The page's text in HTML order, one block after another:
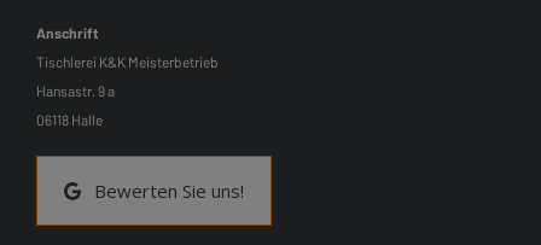
Anschrift
Tischlerei K&K Meisterbetrieb
Hansastr. 9 a
06118 Halle
Bewerten Sie uns!